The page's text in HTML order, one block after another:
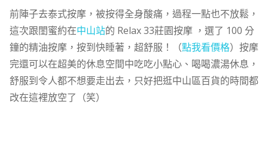
前陣子去泰式按摩，被按得全身酸痛，過程一點也不放鬆，
這次跟閨蜜約在中山站的 Relax 33莊園按摩 ，選了 100 分
鐘的精油按摩，按到快睡著，超舒服！（點我看價格）按摩
完還可以在超美的休息空間中吃吃小點心、喝喝濃湯休息，
舒服到令人都不想要走出去，只好把逛中山區百貨的時間都
改在這裡放空了（笑）